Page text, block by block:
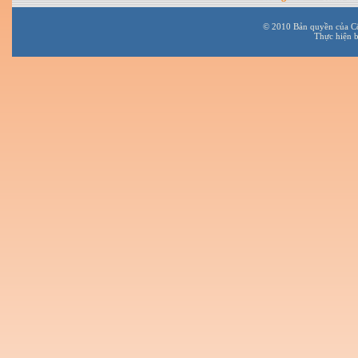
© 2010 Bản quyền của
Thực hiện